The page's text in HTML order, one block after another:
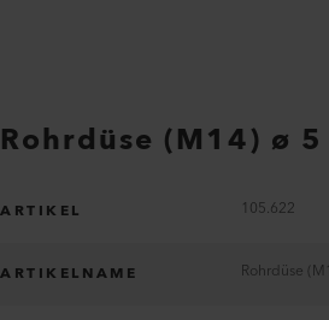
Rohrdüse (M14) ø
ARTIKEL 105.622
ARTIKELNAME Rohrdüse